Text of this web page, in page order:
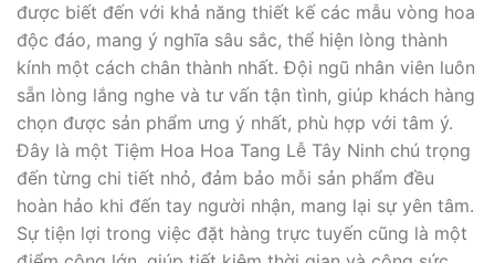
được biết đến với khả năng thiết kế các mẫu vòng hoa
độc đáo, mang ý nghĩa sâu sắc, thể hiện lòng thành
kính một cách chân thành nhất. Đội ngũ nhân viên luôn
sẵn lòng lắng nghe và tư vấn tận tình, giúp khách hàng
chọn được sản phẩm ưng ý nhất, phù hợp với tâm ý.
Đây là một Tiệm Hoa Hoa Tang Lễ Tây Ninh chú trọng
đến từng chi tiết nhỏ, đảm bảo mỗi sản phẩm đều
hoàn hảo khi đến tay người nhận, mang lại sự yên tâm.
Sự tiện lợi trong việc đặt hàng trực tuyến cũng là một